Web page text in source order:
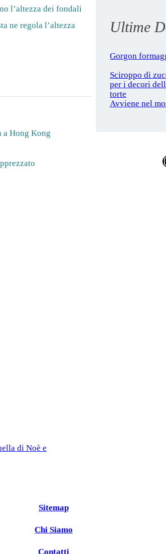
l’altezza dei fondali
ne regola l’altezza
a Hong Kong
di Noè e
Ultime
Gorgon
Sciroppo di
per i decori
torte
Avviene nel
Sitemap
Chi Siamo
Contatti